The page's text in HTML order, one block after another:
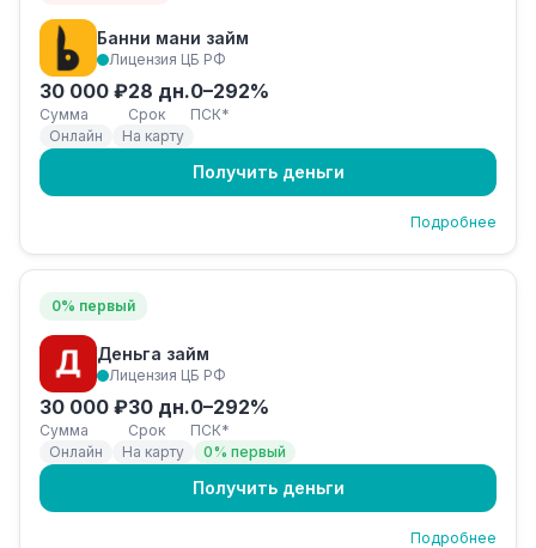
Банни мани займ
Лицензия ЦБ РФ
30 000 ₽
Сумма
28 дн.
Срок
0–292%
ПСК*
Онлайн
На карту
Получить деньги
Подробнее
0% первый
Деньга займ
Лицензия ЦБ РФ
30 000 ₽
Сумма
30 дн.
Срок
0–292%
ПСК*
Онлайн
На карту 0% первый
Получить деньги
Подробнее